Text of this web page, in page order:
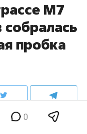
М7
пробка
Челнов
0